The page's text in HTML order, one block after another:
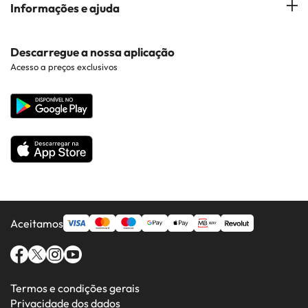
Costa Brava
Costa da luz
Hotéis em Regiões Populares
Todos os Hotéis
Informações e ajuda
Contacto
Web corporativa
Descarregue a nossa aplicação
Acesso a preços exclusivos
Aceitamos
Termos e condições gerais
Privacidade dos dados